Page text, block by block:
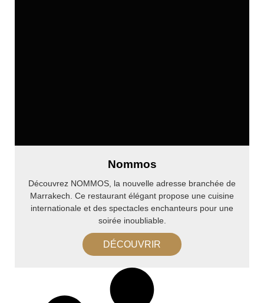
Nommos
Découvrez NOMMOS, la nouvelle adresse branchée de
Marrakech. Ce restaurant élégant propose une cuisine
internationale et des spectacles enchanteurs pour une
soirée inoubliable.
DÉCOUVRIR